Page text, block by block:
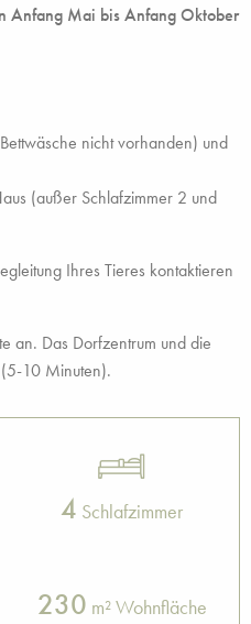
Anfang Mai bis Anfang Oktober
nicht vorhanden) und
(außer Schlafzimmer 2 und
Ihres Tieres kontaktieren
an. Das Dorfzentrum und die
10 Minuten).
4 Schlafzimmer
230 m² Wohnfläche